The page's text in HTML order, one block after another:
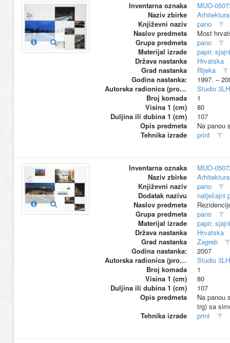
Inventarna oznaka
MUO-
Naziv zbirke
Arhitektura
Književni naziv
pano
Naslov predmeta
Most
Grupa predmeta
pano
Materijal izrade
papir, sjajni
Država nastanka
Hrvatska
Grad nastanka
Rijeka
Godina nastanka:
1997. –
Autorska radionica (proizvođač)
Studio
Broj komada
1
Visina 1 (cm)
80
Duljina ili dubina 1 (cm)
107
Opis predmeta
Na panou
Tehnika izrade
print
Inventarna oznaka
MUO-
Naziv zbirke
Arhitektura
Književni naziv
pano
Dodatak nazivu
natječajni
Naslov predmeta
Grupa predmeta
pano
Materijal izrade
papir, sjajni
Država nastanka
Hrvatska
Grad nastanka
Zagreb
Godina nastanka:
2007
Autorska radionica (proizvođač)
Studio
Broj komada
1
Visina 1 (cm)
80
Duljina ili dubina 1 (cm)
107
Opis predmeta
Na panou
trg) sa
Tehnika izrade
print